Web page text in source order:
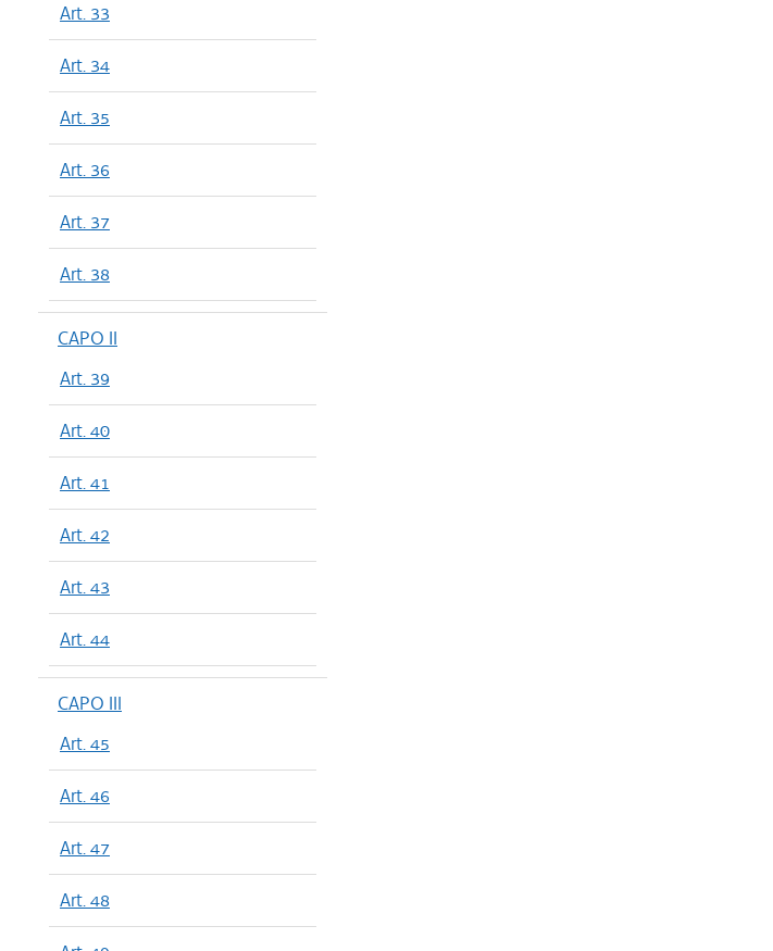
Art. 33
Art. 34
Art. 35
Art. 36
Art. 37
Art. 38
CAPO II
Art. 39
Art. 40
Art. 41
Art. 42
Art. 43
Art. 44
CAPO III
Art. 45
Art. 46
Art. 47
Art. 48